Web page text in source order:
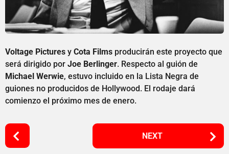
Voltage Pictures y Cota Films producirán este proyecto que
será dirigido por Joe Berlinger. Respecto al guión de
Michael Werwie, estuvo incluido en la Lista Negra de
guiones no producidos de Hollywood. El rodaje dará
comienzo el próximo mes de enero.
P
o
NEXT